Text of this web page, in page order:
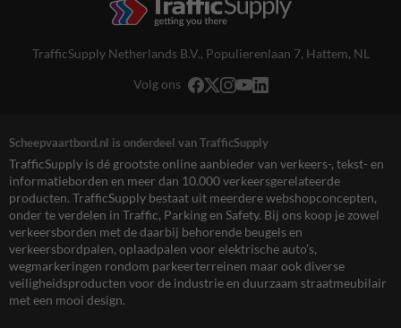
TrafficSupply Netherlands B.V., Populierenlaan 7, Hattem, NL
Volg ons
Scheepvaartbord.nl is onderdeel van TrafficSupply
TrafficSupply is dé grootste online aanbieder van verkeers-, tekst- en
informatieborden en meer dan 10.000 verkeersgerelateerde
producten. TrafficSupply bestaat uit meerdere webshopconcepten,
onder te verdelen in Traffic, Parking en Safety. Bij ons koop je zowel
verkeersborden met de daarbij behorende beugels en
verkeersbordpalen, oplaadpalen voor elektrische auto’s,
wegmarkeringen rondom parkeerterreinen maar ook diverse
veiligheidsproducten voor de industrie en duurzaam straatmeubilair
met een mooi design.